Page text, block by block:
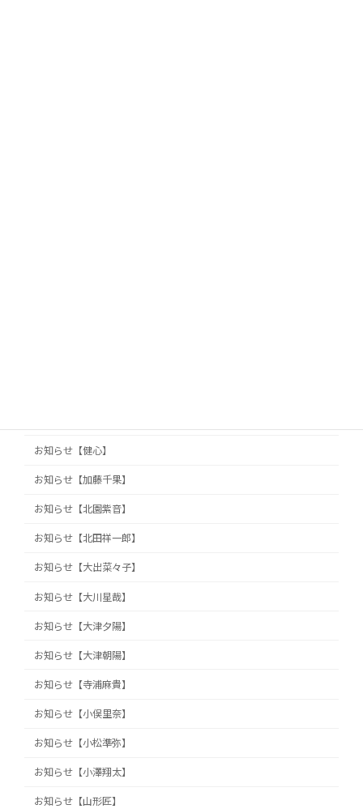
お知らせ【健心】
お知らせ【加藤千果】
お知らせ【北園紫音】
お知らせ【北田祥一郎】
お知らせ【大出菜々子】
お知らせ【大川星哉】
お知らせ【大津夕陽】
お知らせ【大津朝陽】
お知らせ【寺浦麻貴】
お知らせ【小俣里奈】
お知らせ【小松準弥】
お知らせ【小澤翔太】
お知らせ【山形匠】